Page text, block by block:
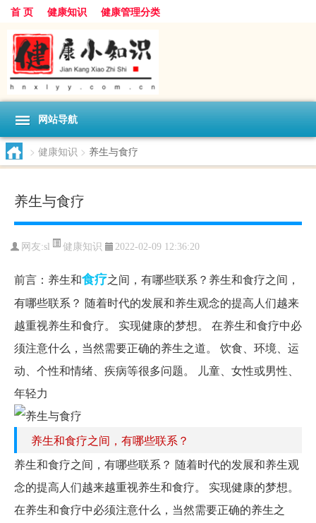
首 页 健康知识 健康管理分类
网站导航
> 健康知识 > 养生与食疗
养生与食疗
网友:sl 健康知识 2022-02-09 12:36:20
前言：养生和食疗之间，有哪些联系？养生和食疗之间，
有哪些联系？ 随着时代的发展和养生观念的提高人们越来
越重视养生和食疗。 实现健康的梦想。 在养生和食疗中必
须注意什么，当然需要正确的养生之道。 饮食、环境、运
动、个性和情绪、疾病等很多问题。 儿童、女性或男性、
年轻力
养生和食疗之间，有哪些联系？
养生和食疗之间，有哪些联系？ 随着时代的发展和养生观
念的提高人们越来越重视养生和食疗。 实现健康的梦想。
在养生和食疗中必须注意什么，当然需要正确的养生之